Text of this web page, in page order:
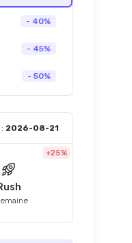
- 40%
- 45%
- 50%
2026-08-21
+25%